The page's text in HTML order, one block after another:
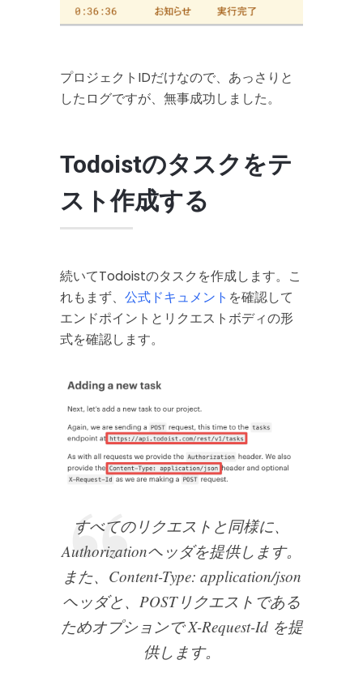
プロジェクトIDだけなので、あっさりと
したログですが、無事成功しました。
Todoistのタスクをテ
スト作成する
続いてTodoistのタスクを作成します。こ
れもまず、 公式ドキュメント を確認して
エンドポイントとリクエストボディの形
式を確認します。
すべてのリクエストと同様に、
Authorizationヘッダを提供します。
また、Content-Type: application/json
ヘッダと、POSTリクエストである
ためオプションで X-Request-Id を提
供します。